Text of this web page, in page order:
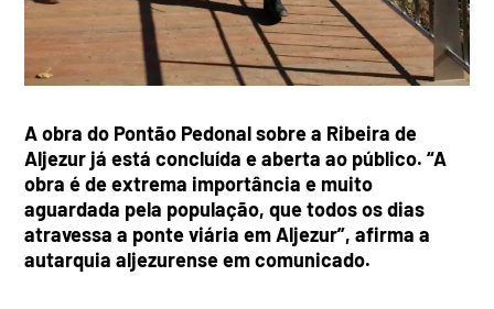
A obra do Pontão Pedonal sobre a Ribeira de
Aljezur já está concluída e aberta ao público. “A
obra é de extrema importância e muito
aguardada pela população, que todos os dias
atravessa a ponte viária em Aljezur”, afirma a
autarquia aljezurense em comunicado.